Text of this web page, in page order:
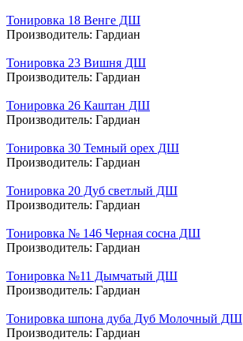
Тонировка 18 Венге ДШ
Производитель: Гардиан
Тонировка 23 Вишня ДШ
Производитель: Гардиан
Тонировка 26 Каштан ДШ
Производитель: Гардиан
Тонировка 30 Темный орех ДШ
Производитель: Гардиан
Тонировка 20 Дуб светлый ДШ
Производитель: Гардиан
Тонировка № 146 Черная сосна ДШ
Производитель: Гардиан
Тонировка №11 Дымчатый ДШ
Производитель: Гардиан
Тонировка шпона дуба Дуб Молочный ДШ
Производитель: Гардиан